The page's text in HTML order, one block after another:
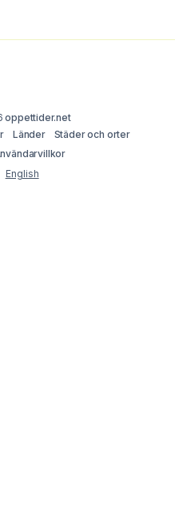
oppettider.net
Länder
Städer och orter
English